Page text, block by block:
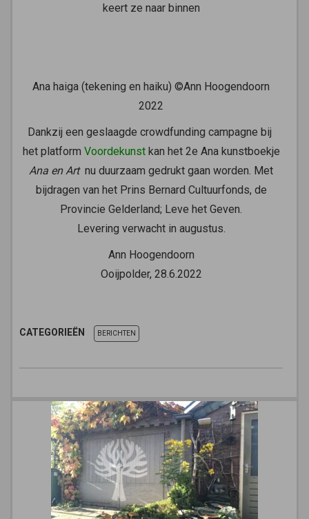
keert ze naar binnen
Ana haiga (tekening en haiku) ©Ann Hoogendoorn
2022
Dankzij een geslaagde crowdfunding campagne bij
het platform Voordekunstkan het 2e Ana kunstboekje
Ana en Artnu duurzaam gedrukt gaan worden. Met
bijdragen van het Prins Bernard Cultuurfonds, de
Provincie Gelderland; Leve het Geven.
Levering verwacht in augustus.
Ann Hoogendoorn
Ooijpolder, 28.6.2022
CATEGORIEËN BERICHTEN